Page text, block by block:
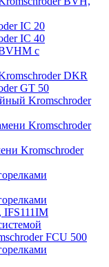
IC 20
IC 40
с
DKR
GT 50
Kromschroder
Kromschroder
Kromschroder
IFS111IM
FCU 500